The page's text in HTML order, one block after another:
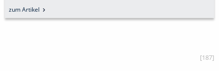
GMBH ENGER
zum Artikel
[187]